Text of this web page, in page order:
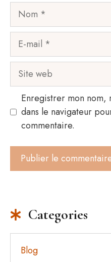
Nom
mail
Site
web
Enregistrer mon nom,
dans le navigateur
commentaire.
Categories
Blog